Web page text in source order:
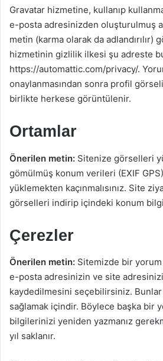
Gravatar hizmetine, kullanıp
e-posta adresinizden oluşturulmuş
metin (karma olarak da adlandırılır)
hizmetinin gizlilik ilkesi şu adreste
https://automattic.com/privacy/.
onaylanmasından sonra profil
birlikte herkese görüntülenir.
Ortamlar
Önerilen metin: Sitenize görselleri
gömülmüş konum verileri (EXIF
yüklemekten kaçınmalısınız. Site
görselleri indirip içindeki konum
Çerezler
Önerilen metin: Sitemizde bir yorum
e-posta adresinizin ve site
kaydedilmesini seçebilirsiniz. Bunlar
sağlamak içindir. Böylece başka bir
bilgilerinizi yeniden yazmanız
yıl saklanır.